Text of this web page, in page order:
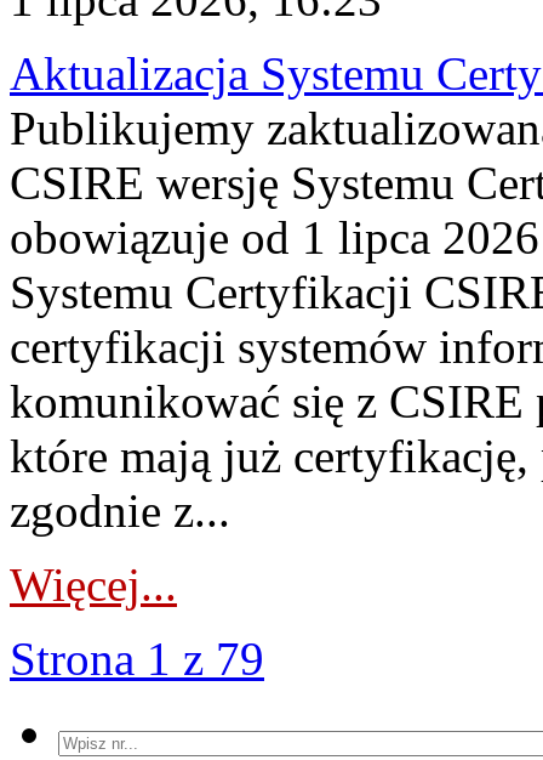
Aktualizacja Systemu
Publikujemy
CSIRE wersję Systemu
obowiązuje od 1 lipca
Systemu Certyfikacji
certyfikacji systemów
komunikować się z
które mają już
zgodnie z...
Więcej...
Strona 1 z 79